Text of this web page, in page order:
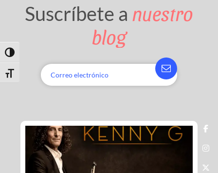
Toggle High Contrast
Toggle Font size
Suscríbete a nuestro
blog